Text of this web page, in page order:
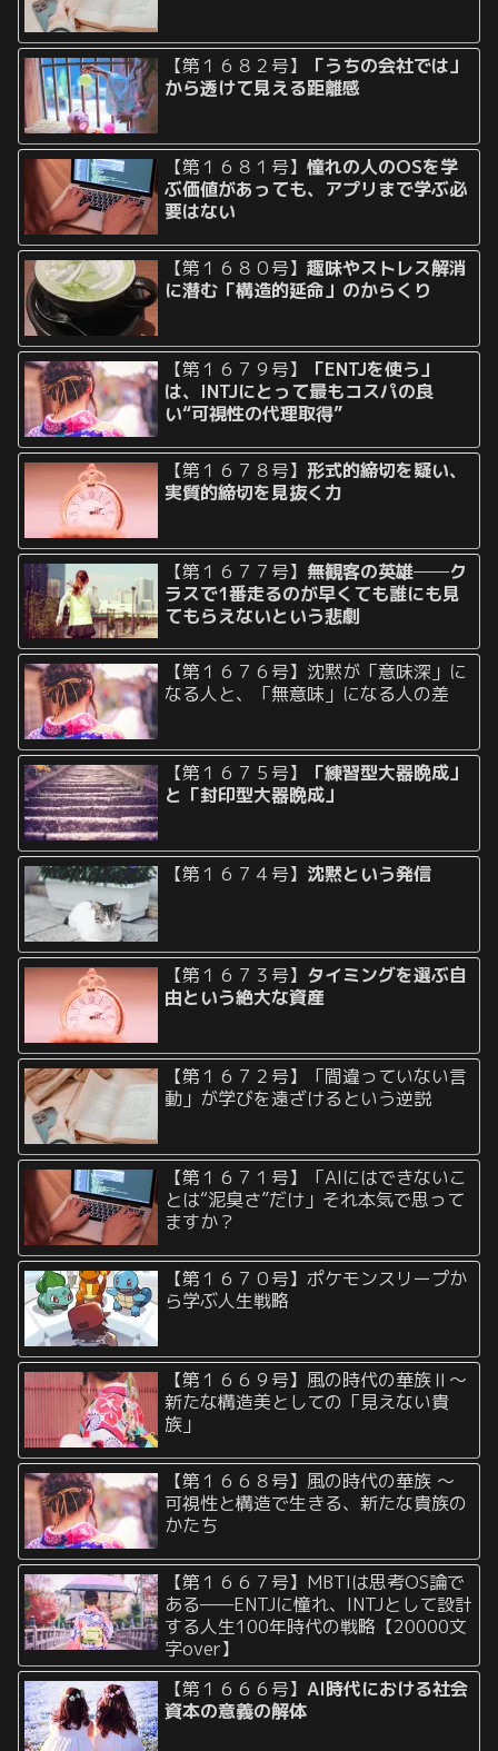
【第１６８２号】
「うちの会社では」
から透けて見える距離感
【第１６８１号】憧れの人のOSを学
ぶ価値があっても、アプリまで学ぶ必
要はない
【第１６８０号】趣味やストレス解消
に潜む「構造的延命」のからくり
【第１６７９号】
「ENTJを使う」
は、INTJにとって最もコスパの良
い“可視性の代理取得”
【第１６７８号】形式的締切を疑い、
実質的締切を見抜く力
【第１６７７号】 無観客の英雄──ク
ラスで1番走るのが早くても誰にも見
てもらえないという悲劇
【第１６７６号】沈黙が「意味深」に
なる人と、「無意味」になる人の差
【第１６７５号】
「練習型大器晩成」
と「封印型大器晩成」
【第１６７４号】 沈黙という発信
【第１６７３号】 タイミングを選ぶ自
由という絶大な資産
【第１６７２号】「間違っていない言
動」が学びを遠ざけるという逆説
【第１６７１号】「AIにはできないこ
とは“泥臭さ”だけ」それ本気で思って
ますか？
【第１６７０号】ポケモンスリープか
ら学ぶ人生戦略
【第１６６９号】風の時代の華族Ⅱ〜
新たな構造美としての「見えない貴
族」
【第１６６８号】風の時代の華族 〜
可視性と構造で生きる、新たな貴族の
かたち
【第１６６７号】MBTIは思考OS論で
ある——ENTJに憧れ、INTJとして設計
する人生100年時代の戦略【20000文
字over】
【第１６６６号】AI時代における社会
資本の意義の解体